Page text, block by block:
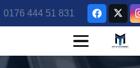
0176 444 51 831